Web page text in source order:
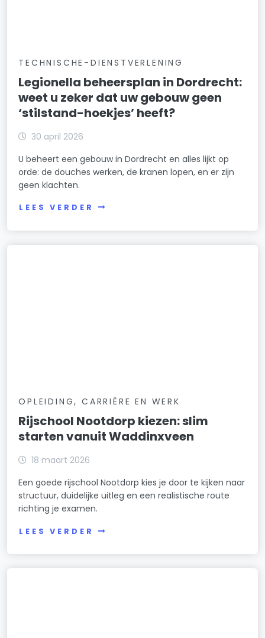
TECHNISCHE-DIENSTVERLENING
Legionella beheersplan in Dordrecht:
weet u zeker dat uw gebouw geen
‘stilstand-hoekjes’ heeft?
30 april 2026
U beheert een gebouw in Dordrecht en alles lijkt op
orde: de douches werken, de kranen lopen, en er zijn
geen klachten.
LEES VERDER
OPLEIDING, CARRIÈRE EN WERK
Rijschool Nootdorp kiezen: slim
starten vanuit Waddinxveen
18 maart 2026
Een goede rijschool Nootdorp kies je door te kijken naar
structuur, duidelijke uitleg en een realistische route
richting je examen.
LEES VERDER